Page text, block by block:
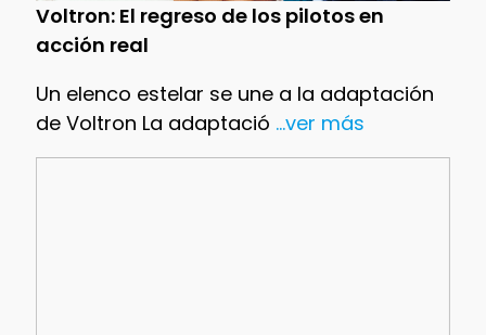
Voltron: El regreso de los pilotos en
acción real
Un elenco estelar se une a la adaptación
de Voltron La adaptació ...ver más